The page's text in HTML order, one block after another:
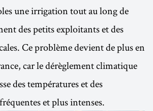
une irrigation tout au long de
des petits exploitants et des
Ce problème devient de plus en
car le dérèglement climatique
des températures et des
et plus intenses.